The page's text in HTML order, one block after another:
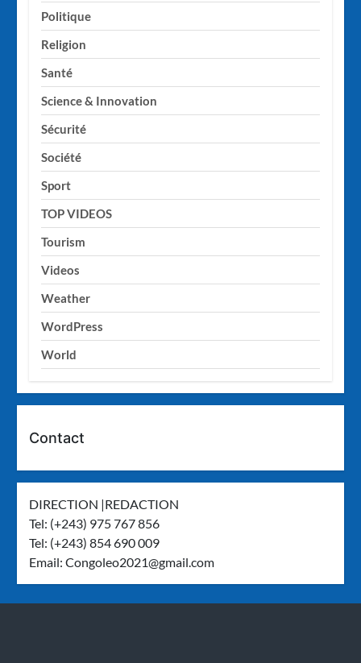
Politique
Religion
Santé
Science & Innovation
Sécurité
Société
Sport
TOP VIDEOS
Tourism
Videos
Weather
WordPress
World
Contact
DIRECTION |REDACTION
Tel: (+243) 975 767 856
Tel: (+243) 854 690 009
Email:Congoleo2021@gmail.com